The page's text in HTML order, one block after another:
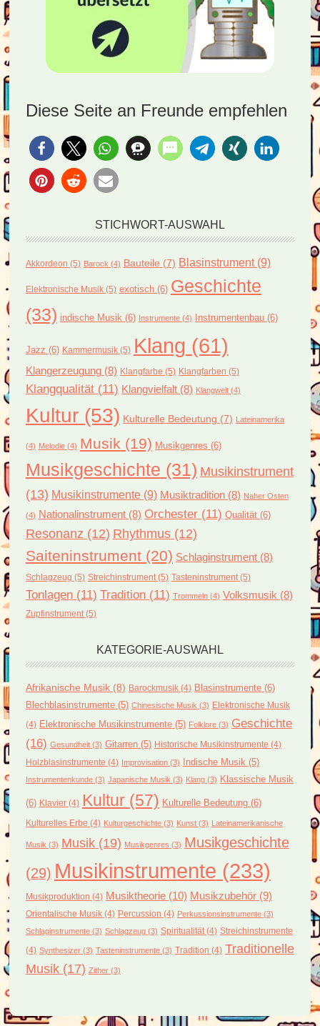
Diese Seite an Freunde empfehlen
STICHWORT-AUSWAHL
Akkordeon (5) Barock (4) Bauteile (7) Blasinstrument(9)
Elektronische Musik(5) exotisch(6) Geschichte
(33) indische Musik (6) Instrumente(4) Instrumentenbau(6)
Jazz (6) Kammermusik(5) Klang (61)
Klangerzeugung(8) Klangfarbe (5) Klangfarben (5)
Klangqualität(11) Klangvielfalt(8) Klangwelt(4)
Kultur(53) Kulturelle Bedeutung (7) Lateinamerika
(4) Melodie(4) Musik (19) Musikgenres (6)
Musikgeschichte (31) Musikinstrument
(13) Musikinstrumente(9) Musiktradition(8) Naher Osten
(4) Nationalinstrument(8) Orchester(11) Qualität(6)
Resonanz (12) Rhythmus(12)
Saiteninstrument(20) Schlaginstrument(8)
Schlagzeug (5) Streichinstrument(5) Tasteninstrument(5)
Tonlagen(11) Tradition(11) Trommeln(4) Volksmusik (8)
Zupfinstrument(5)
KATEGORIE-AUSWAHL
Afrikanische Musik(8) Barockmusik(4) Blasinstrumente(6)
Blechblasinstrumente(5) Chinesische Musik (3) Elektronische Musik
(4) Elektronische Musikinstrumente(5) Folklore(3) Geschichte
(16) Gesundheit(3) Gitarren(5) Historische Musikinstrumente (4)
Holzblasinstrumente (4) Improvisation(3) Indische Musik (5)
Instrumentenkunde(3) Japanische Musik (3) Klang(3) Klassische Musik
(6) Klavier(4) Kultur(57) Kulturelle Bedeutung(6)
Kulturelles Erbe (4) Kulturgeschichte(3) Kunst(3) Lateinamerikanische
Musik (3) Musik(19) Musikgenres (3) Musikgeschichte
(29) Musikinstrumente (233)
Musikproduktion (4) Musiktheorie(10) Musikzubehör(9)
Orientalische Musik(4) Percussion (4) Perkussionsinstrumente(3)
Schlaginstrumente(3) Schlagzeug(3) Spiritualität(4) Streichinstrumente
(4) Synthesizer(3) Tasteninstrumente(3) Tradition (4) Traditionelle
Musik(17) Zither(3)